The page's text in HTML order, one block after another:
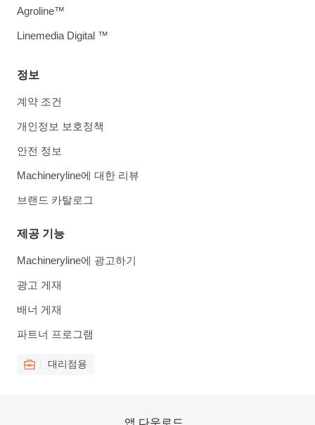
정보
계약 조건
개인정보 보호정책
안전 정보
Machineryline에 대한 리뷰
브랜드 카탈로그
제공 기능
Machineryline에 광고하기
광고 게재
배너 게재
파트너 프로그램
대리점용
Agroline™
Linemedia Digital ™
앱 다운로드